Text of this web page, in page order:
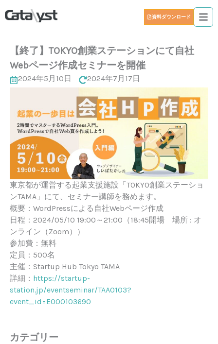
資料ダウンロード
【終了】TOKYO創業ステーションにて自社
Webページ作成セミナーを開催
2024年5月10日 2024年7月17日
東京都が運営する起業支援施設「TOKYO創業ステーショ
ンTAMA」にて、セミナー講師を務めます。
概要：WordPressによる自社Webページ作成
日程：2024/05/10 19:00～21:00（18:45開場 場所 : オ
ンライン（Zoom））
参加費：無料
定員：500名
主催：Startup Hub Tokyo TAMA
詳細： https://startup-
station.jp/eventseminar/TAA0103?
event_id=E000103690
カテゴリー